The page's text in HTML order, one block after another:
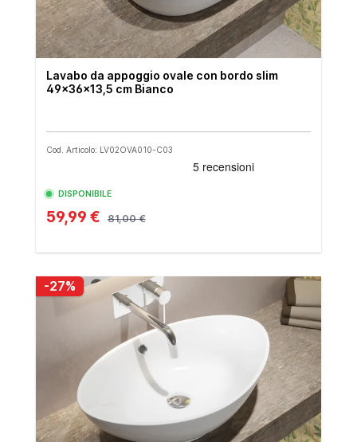
Lavabo da appoggio ovale con bordo slim
49x36x13,5 cm Bianco
Cod. Articolo: LV02OVA010-C03
DISPONIBILE
59,99 € 81,00 €
-27%